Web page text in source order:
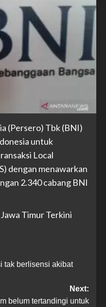
(Persero) Tbk (BNI)
untuk
Local
dengan menawarkan
2.340 cabang BNI
Timur Terkini
tak berlisensi akibat
Next:
belum tertandingi untuk